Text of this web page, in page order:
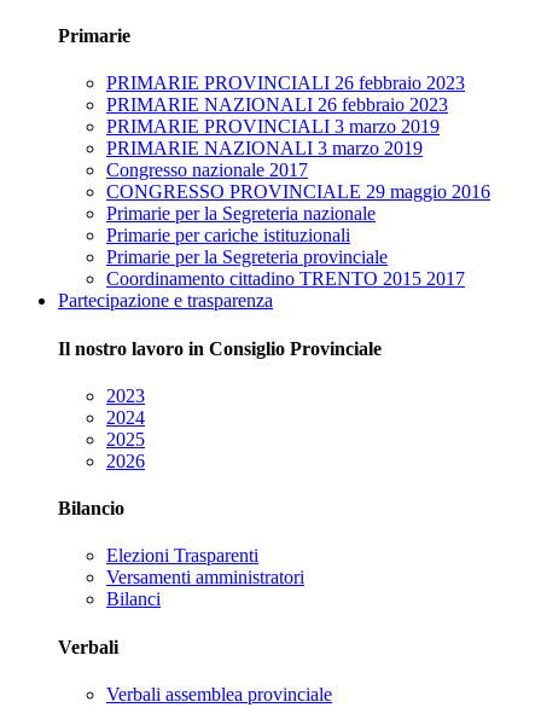
Primarie
PRIMARIE PROVINCIALI 26 febbraio 2023
PRIMARIE NAZIONALI 26 febbraio 2023
PRIMARIE PROVINCIALI 3 marzo 2019
PRIMARIE NAZIONALI 3 marzo 2019
Congresso nazionale 2017
CONGRESSO PROVINCIALE 29 maggio 2016
Primarie per la Segreteria nazionale
Primarie per cariche istituzionali
Primarie per la Segreteria provinciale
Coordinamento cittadino TRENTO 2015 2017
Partecipazione e trasparenza
Il nostro lavoro in Consiglio Provinciale
2023
2024
2025
2026
Bilancio
Elezioni Trasparenti
Versamenti amministratori
Bilanci
Verbali
Verbali assemblea provinciale